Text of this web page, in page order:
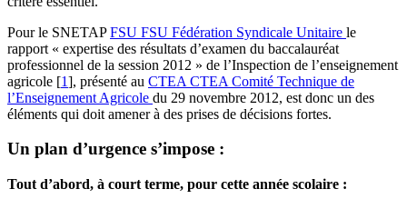
Pour le SNETAPFSU FSU Fédération Syndicale Unitaire le
rapport « expertise des résultats d’examen du baccalauréat
professionnel de la session 2012 » de l’Inspection de l’enseignement
agricole [1], présenté au CTEA CTEA Comité Technique de
l’Enseignement Agricole du 29 novembre 2012, est donc un des
éléments qui doit amener à des prises de décisions fortes.
Un plan d’urgence s’impose :
Tout d’abord, à court terme, pour cette année scolaire :